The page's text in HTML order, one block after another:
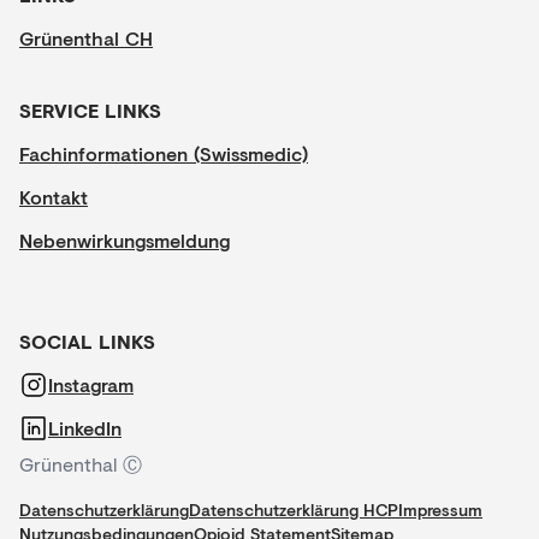
Grünenthal CH
SERVICE LINKS
Fachinformationen (Swissmedic)
Kontakt
Nebenwirkungsmeldung
SOCIAL LINKS
Instagram
LinkedIn
Grünenthal Ⓒ
DatenschutzerklärungDatenschutzerklärung HCPImpressum